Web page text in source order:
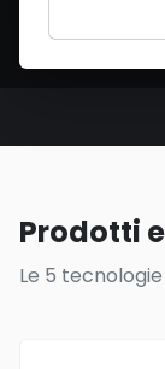
Prodotti
Le 5